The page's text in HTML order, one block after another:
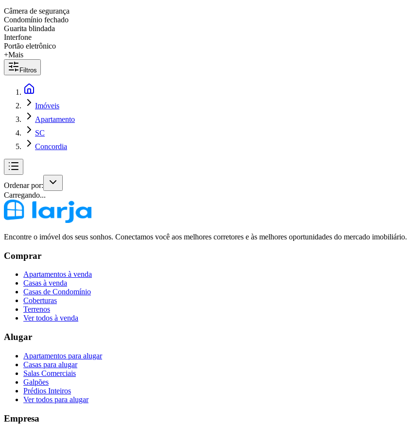
Câmera de segurança
Condomínio fechado
Guarita blindada
Interfone
Portão eletrônico
+Mais
Filtros
Imóveis
Apartamento
SC
Concordia
Ordenar por:
Carregando...
Encontre o imóvel dos seus sonhos. Conectamos você aos melhores corretores e às melhores oportunidades do mercado imobiliário.
Comprar
Apartamentos à venda
Casas à venda
Casas de Condomínio
Coberturas
Terrenos
Ver todos à venda
Alugar
Apartamentos para alugar
Casas para alugar
Salas Comerciais
Galpões
Prédios Inteiros
Ver todos para alugar
Empresa